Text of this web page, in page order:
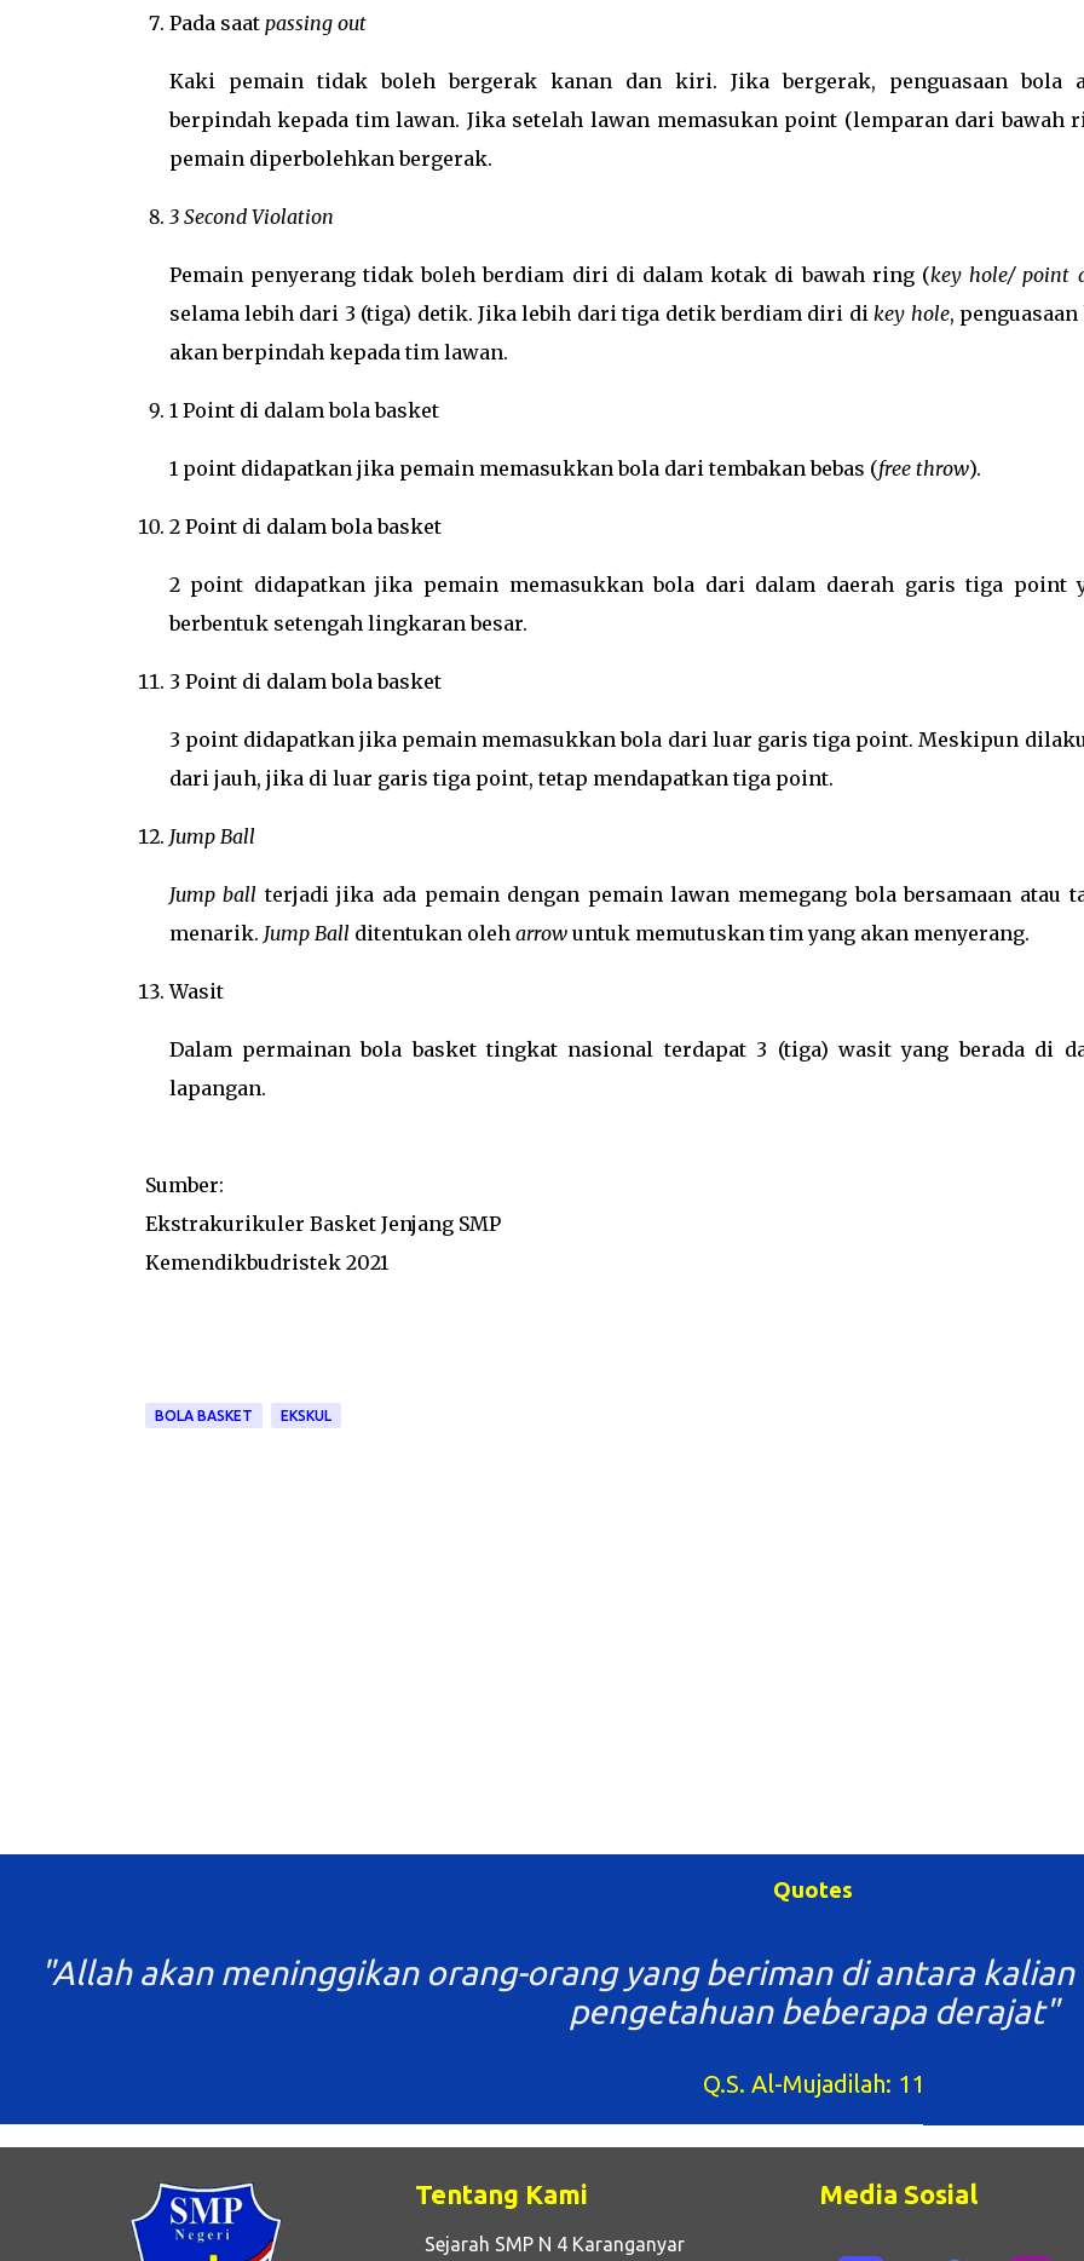
Pada saat passing out
Kaki pemain tidak boleh bergerak kanan dan kiri. Jika bergerak, penguasaan bola
berpindah kepada tim lawan. Jika setelah lawan memasukan point (lemparan dari bawah
pemain diperbolehkan bergerak.
3 Second Violation
Pemain penyerang tidak boleh berdiam diri di dalam kotak di bawah ring (key hole/ point
selama lebih dari 3 (tiga) detik. Jika lebih dari tiga detik berdiam diri dikey hole, penguasaan
akan berpindah kepada tim lawan.
1 Point di dalam bola basket
1 point didapatkan jika pemain memasukkan bola dari tembakan bebas (free throw).
2 Point di dalam bola basket
2 point didapatkan jika pemain memasukkan bola dari dalam daerah garis tiga point
berbentuk setengah lingkaran besar.
3 Point di dalam bola basket
3 point didapatkan jika pemain memasukkan bola dari luar garis tiga point. Meskipun
dari jauh, jika di luar garis tiga point, tetap mendapatkan tiga point.
Jump Ball
Jump ball terjadi jika ada pemain dengan pemain lawan memegang bola bersamaan atau
menarik. Jump Ballditentukan oleh arrowuntuk memutuskan tim yang akan menyerang.
Wasit
Dalam permainan bola basket tingkat nasional terdapat 3 (tiga) wasit yang berada di
lapangan.
Sumber:
Ekstrakurikuler Basket Jenjang SMP
Kemendikbudristek 2021
BOLA BASKET EKSKUL
Quotes
"Allah akan meninggikan orang-orang yang beriman di antara
pengetahuan beberapa derajat"
Q.S. Al-Mujadilah: 11
Tentang Kami
Sejarah SMP N 4 Karanganyar
Media Sosial